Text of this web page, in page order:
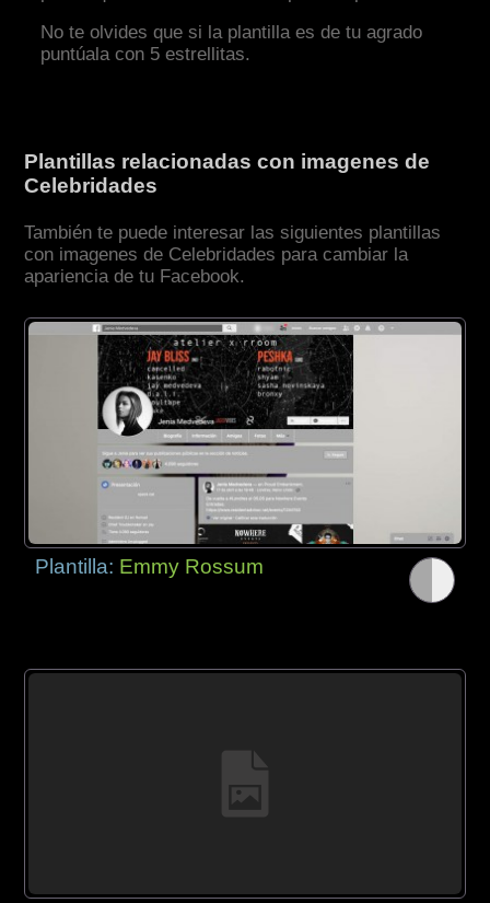
No te olvides que si la plantilla es de tu agrado
puntúala con 5 estrellitas.
Plantillas relacionadas con imagenes de
Celebridades
También te puede interesar las siguientes plantillas
con imagenes de Celebridades para cambiar la
apariencia de tu Facebook.
Plantilla: Emmy Rossum